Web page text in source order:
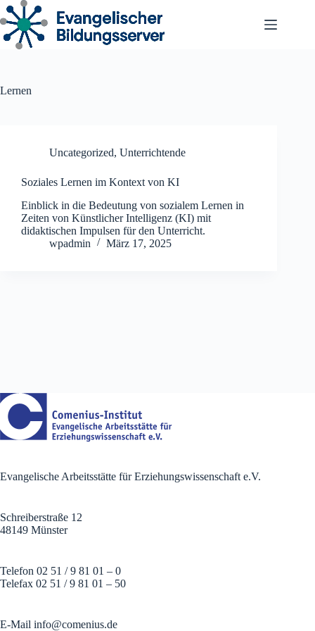
Zum
Inhalt
springen
Lernen
Uncategorized, Unterrichtende
Soziales Lernen im Kontext von KI
Einblick in die Bedeutung von sozialem Lernen in
Zeiten von Künstlicher Intelligenz (KI) mit
didaktischen Impulsen für den Unterricht.
wpadmin
März 17, 2025
Evangelische Arbeitsstätte für Erziehungswissenschaft e.V.
Schreiberstraße 12
48149 Münster
Telefon 02 51 / 9 81 01 – 0
Telefax 02 51 / 9 81 01 – 50
E-Mail info@comenius.de